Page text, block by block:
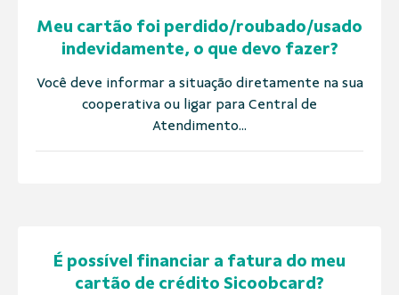
Meu cartão foi perdido/roubado/usado
indevidamente, o que devo fazer?
Você deve informar a situação diretamente na sua
cooperativa ou ligar para Central de
Atendimento...
É possível financiar a fatura do meu
cartão de crédito Sicoobcard?